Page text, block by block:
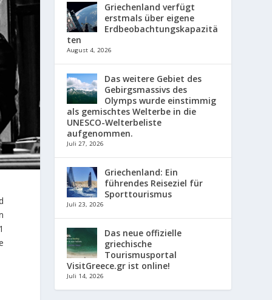
Griechenland verfügt
erstmals über eigene
Erdbeobachtungskapazitä
ten
August 4, 2026
Das weitere Gebiet des
Gebirgsmassivs des
Olymps wurde einstimmig
als gemischtes Welterbe in die
UNESCO-Welterbeliste
aufgenommen.
Juli 27, 2026
Griechenland: Ein
führendes Reiseziel für
Sporttourismus
Juli 23, 2026
Das neue offizielle
griechische
Tourismusportal
VisitGreece.gr ist online!
Juli 14, 2026